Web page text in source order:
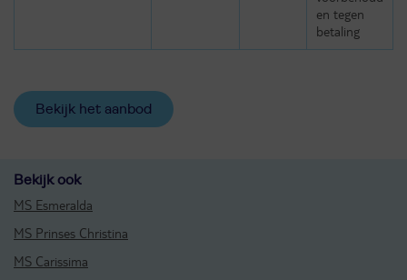
en tegen
betaling
Bekijk het aanbod
Bekijk ook
MS Esmeralda
MS Prinses Christina
MS Carissima